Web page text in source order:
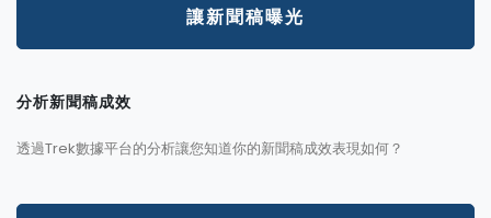
讓新聞稿曝光
分析新聞稿成效
透過Trek數據平台的分析讓您知道你的新聞稿成效表現如何？